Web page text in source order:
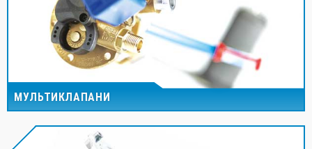
МУЛЬТИКЛАПАНИ